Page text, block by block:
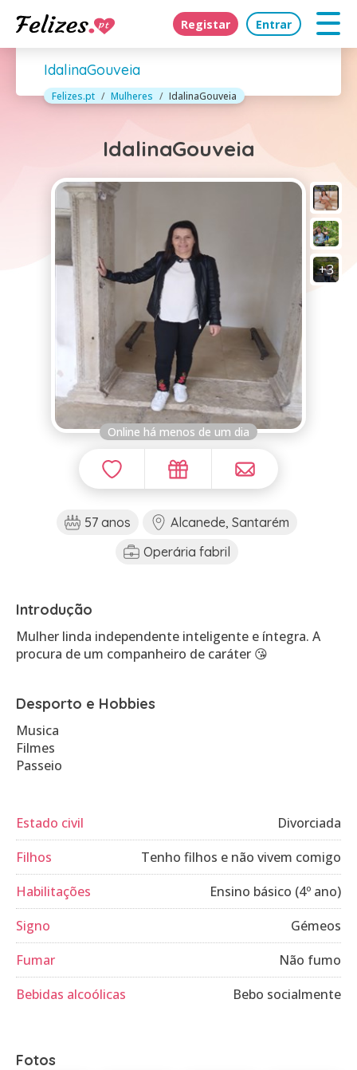
Registar Entrar
IdalinaGouveia
Felizes.pt Mulheres IdalinaGouveia
IdalinaGouveia
+3
Online há menos de um dia
57 anos
Alcanede, Santarém
Operária fabril
Introdução
Mulher linda independente inteligente e íntegra. A
procura de um companheiro de caráter 😘
Desporto e Hobbies
Musica
Filmes
Passeio
Estado civil
Divorciada
Filhos
Tenho filhos e não vivem comigo
Habilitações
Ensino básico (4º ano)
Signo
Gémeos
Fumar
Não fumo
Bebidas alcoólicas
Bebo socialmente
Fotos